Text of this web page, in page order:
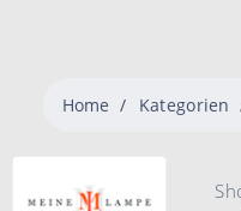
Home Kategorien